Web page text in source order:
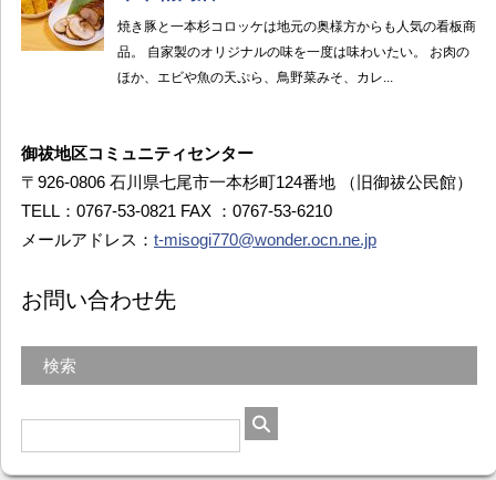
御祓地区コミュニティセンター
〒926-0806 石川県七尾市一本杉町124番地 （旧御祓公民館）
TELL：0767-53-0821 FAX ：0767-53-6210
メールアドレス： t-misogi770@wonder.ocn.ne.jp
お問い合わせ先
検索